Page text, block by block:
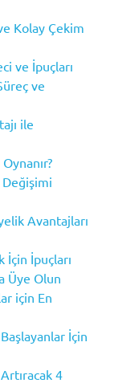
Kolay Çekim
ve İpuçları
ve
ile
Değişimi
Avantajları
İçin İpuçları
Üye Olun
için En
İçin
4